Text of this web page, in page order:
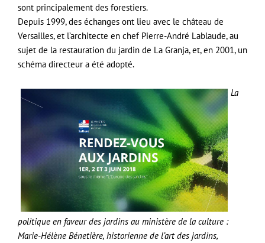
sont principalement des forestiers.
Depuis 1999, des échanges ont lieu avec le château de
Versailles, et l’architecte en chef Pierre-André Lablaude, au
sujet de la restauration du jardin de La Granja, et, en 2001, un
schéma directeur a été adopté.
La
politique en faveur des jardins au ministère de la culture :
Marie-Hélène Bénetière, historienne de l’art des jardins,